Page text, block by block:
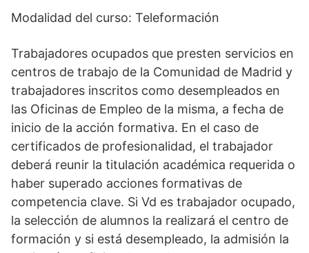
Modalidad del curso: Teleformación
Trabajadores ocupados que presten servicios en
centros de trabajo de la Comunidad de Madrid y
trabajadores inscritos como desempleados en
las Oficinas de Empleo de la misma, a fecha de
inicio de la acción formativa. En el caso de
certificados de profesionalidad, el trabajador
deberá reunir la titulación académica requerida o
haber superado acciones formativas de
competencia clave. Si Vd es trabajador ocupado,
la selección de alumnos la realizará el centro de
formación y si está desempleado, la admisión la